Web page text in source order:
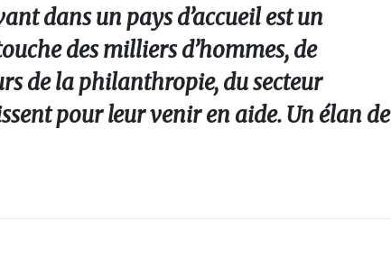
dans un pays d’accueil est un
des milliers d’hommes, de
de la philanthropie, du secteur
pour leur venir en aide. Un élan de